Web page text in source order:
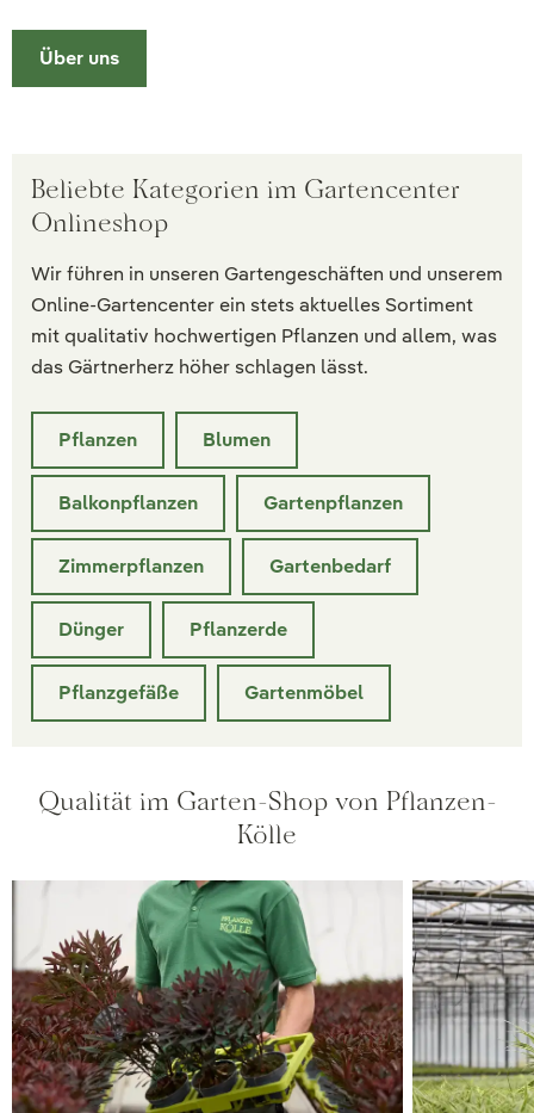
Über uns
Beliebte Kategorien im Gartencenter
Onlineshop
Wir führen in unseren Gartengeschäften und unserem
Online-Gartencenter ein stets aktuelles Sortiment
mit qualitativ hochwertigen Pflanzen und allem, was
das Gärtnerherz höher schlagen lässt.
Pflanzen Blumen
Balkonpflanzen Gartenpflanzen
Zimmerpflanzen Gartenbedarf
Dünger Pflanzerde
Pflanzgefäße Gartenmöbel
Qualität im Garten-Shop von Pflanzen-
Kölle